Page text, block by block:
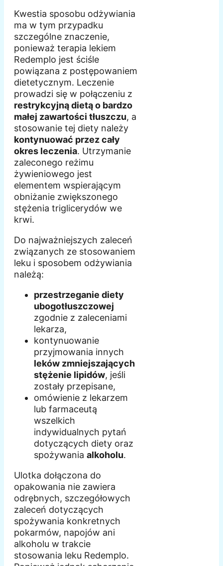
Kwestia sposobu odżywiania
ma w tym przypadku
szczególne znaczenie,
ponieważ terapia lekiem
Redemplo jest ściśle
powiązana z postępowaniem
dietetycznym. Leczenie
prowadzi się w połączeniu z
restrykcyjną dietą o bardzo
małej zawartości tłuszczu, a
stosowanie tej diety należy
kontynuować przez cały
okres leczenia. Utrzymanie
zaleconego reżimu
żywieniowego jest
elementem wspierającym
obniżanie zwiększonego
stężenia triglicerydów we
krwi.
Do najważniejszych zaleceń
związanych ze stosowaniem
leku i sposobem odżywiania
należą:
przestrzeganie diety
ubogotłuszczowej
zgodnie z zaleceniami
lekarza,
kontynuowanie
przyjmowania innych
leków zmniejszających
stężenie lipidów, jeśli
zostały przepisane,
omówienie z lekarzem
lub farmaceutą
wszelkich
indywidualnych pytań
dotyczących diety oraz
spożywania alkoholu.
Ulotka dołączona do
opakowania nie zawiera
odrębnych, szczegółowych
zaleceń dotyczących
spożywania konkretnych
pokarmów, napojów ani
alkoholu w trakcie
stosowania leku Redemplo.